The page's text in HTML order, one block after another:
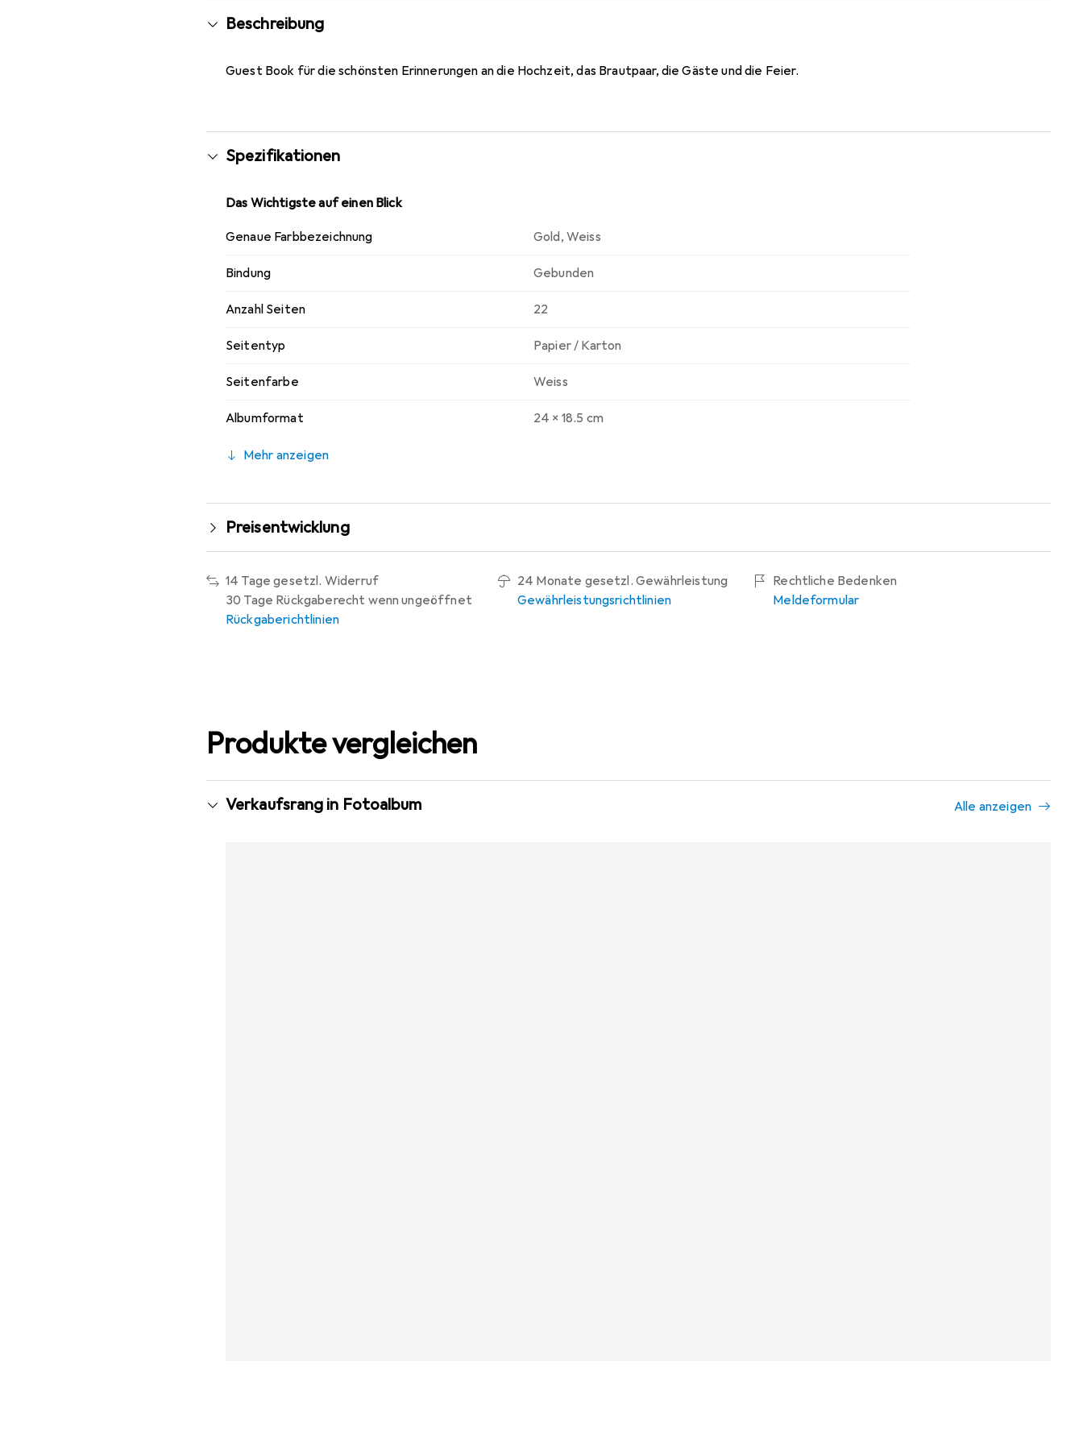
Beschreibung
Guest Book für die schönsten Erinnerungen an die Hochzeit, das Brautpaar, die Gäste und die Feier.
Spezifikationen
Das Wichtigste auf einen Blick
Genaue Farbbezeichnung Gold, Weiss
Bindung Gebunden
Anzahl Seiten 22
Seitentyp Papier / Karton
Seitenfarbe Weiss
Albumformat 24 x 18.5 cm
Mehr anzeigen
Preisentwicklung
14 Tage gesetzl. Widerruf
30 Tage Rückgaberecht wenn ungeöffnet
Rückgaberichtlinien
24 Monate gesetzl. Gewährleistung
Gewährleistungsrichtlinien
Rechtliche Bedenken
Meldeformular
Produkte vergleichen
Verkaufsrang in Fotoalbum Alle anzeigen